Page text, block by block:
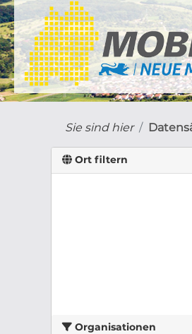
Sie sind hier
Ort filtern
Organisationen